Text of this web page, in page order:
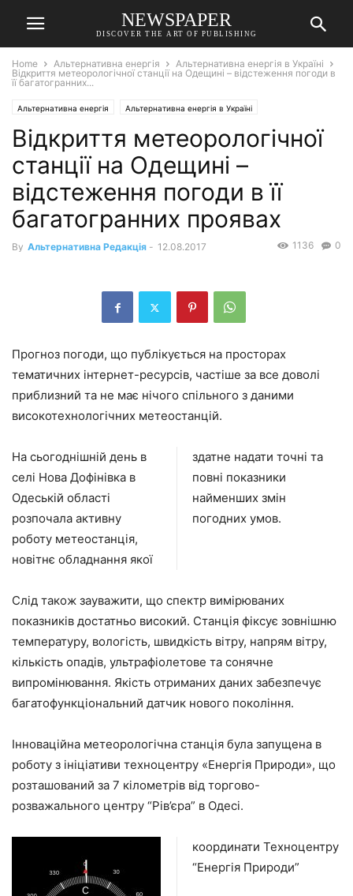
NEWSPAPER
DISCOVER THE ART OF PUBLISHING
Home Альтернативна енергія
Альтернативна енергія в Україні
Відкриття метеорологічної станції на Одещині – відстеження погоди в
її багатогранних...
Альтернативна енергія Альтернативна енергія в Україні
Відкриття метеорологічної
станції на Одещині –
відстеження погоди в її
багатогранних проявах
By Альтернативна Редакція - 12.08.2017 0
1136
Прогноз погоди, що публікується на просторах
тематичних інтернет-ресурсів, частіше за все доволі
приблизний та не має нічого спільного з даними
високотехнологічних метеостанцій.
На сьогоднішній день в
селі Нова Дофінівка в
Одеській області
розпочала активну
роботу метеостанція,
новітнє обладнання якої
здатне надати точні та
повні показники
найменших змін
погодних умов.
Слід також зауважити, що спектр вимірюваних
показників достатньо високий. Станція фіксує зовнішню
температуру, вологість, швидкість вітру, напрям вітру,
кількість опадів, ультрафіолетове та сонячне
випромінювання. Якість отриманих даних забезпечує
багатофункціональний датчик нового покоління.
Інноваційна метеорологічна станція була запущена в
роботу з ініціативи техноцентру «Енергія Природи», що
розташований за 7 кілометрів від торгово-
розважального центру “Рів’єра” в Одесі.
координати Техноцентру
“Енергія Природи”